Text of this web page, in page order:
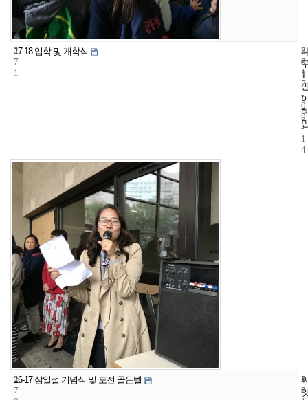
2
7
1
17-18 입학 및 개학식
1
3
8
2
0
1
7
-
0
9
-
1
4
2
7
16-17 삼일절 기념식 및 도전 골든벨
5
2
2
0